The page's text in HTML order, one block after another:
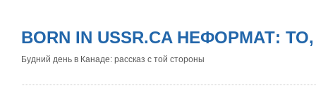
BORN IN USSR.CA НЕФОРМАТ:
Будний день в Канаде: рассказ с той стороны